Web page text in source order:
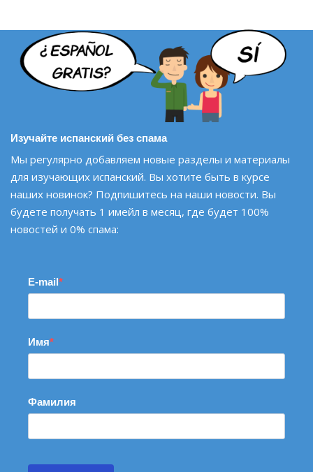
Изучайте испанский без спама
Мы регулярно добавляем новые разделы и материалы
для изучающих испанский. Вы хотите быть в курсе
наших новинок? Подпишитесь на наши новости. Вы
будете получать 1 имейл в месяц, где будет 100%
новостей и 0% спама:
E-mail
Имя
Фамилия